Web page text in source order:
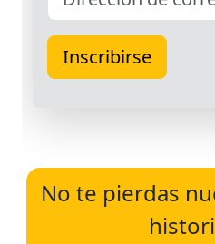
No te pierdas